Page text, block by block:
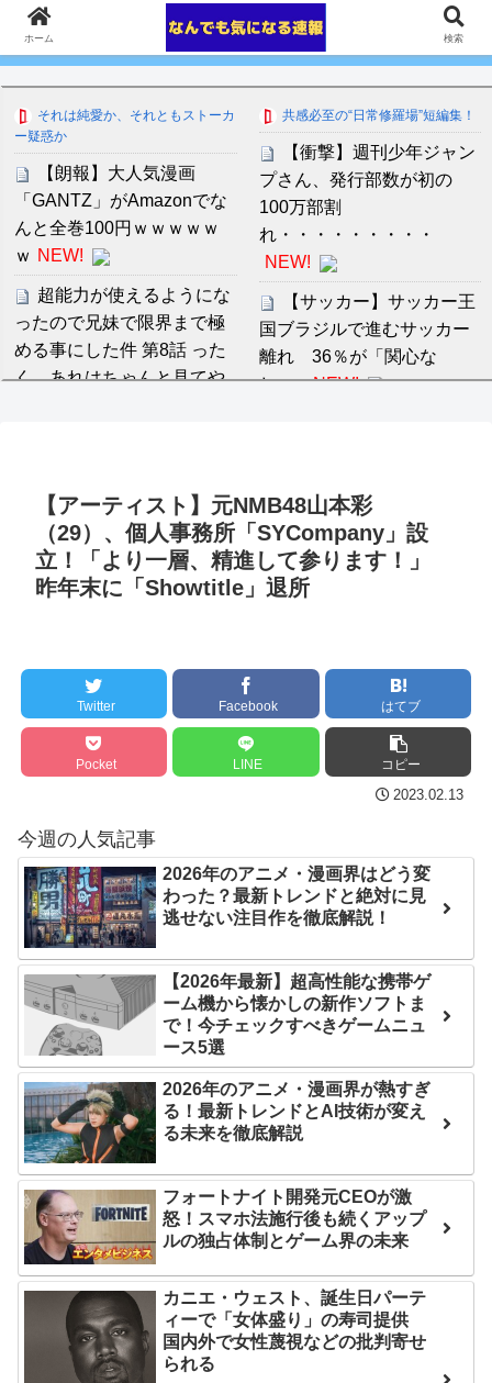
それは純愛か、それともストーカ
ー疑惑か
【朗報】大人気漫画
「GANTZ」がAmazonでな
んと全巻100円ｗｗｗｗｗ
ｗ NEW!
超能力が使えるようにな
ったので兄妹で限界まで極
める事にした件 第8話 った
く、あれはちゃんと見てや
になってきた
NEW!
茨城県「群馬のパスポー
ト、思い切りパクりまし
た」群馬県「
NEW!
り前に野球ができる、そう
じゃない」
クレバテスⅡ-魔獣の王と
偽りの勇者伝承- 第4話 感
を餌に誘き出す作戦！
【画像】発達障害の子ど
もはこの絵の意味がすぐに
分からないらしい
日本が北朝鮮に辛勝し二
次予選3連勝も、海外ファン
は采配に辛辣「おそろしい
内容の後半」「今日の森保
はチキン」
七ツ森りり ご令嬢と召使
いの禁断の恋…1日だけ許さ
れた夫婦としての時間をひ
たすら愛し合う。
Powered by livedoor 相
互RSS
共感必至の“日常修羅場”短編集！
【衝撃】週刊少年ジャン
プさん、発行部数が初の
100万部割
れ・・・・・・・・・
NEW!
【サッカー】サッカー王
国ブラジルで進むサッカー
離れ 36％が「関心な
し」... NEW!
～！
セ・リーグ出塁回数ラン
キング 直近3週間｜2026年
8/3まで
Ｗ杯１次Ｌ敗退の韓国 議員
が「なぜ負けたのか？」ソ
ン・フンミン先発落ちは
すまん熊本やがコンビニ
ディズニーが「大課金時
代」に突入！アトラクショ
ンパスがどれもこれも1500
海外「日本よ、お前がナ
ンバーワンだ」 熊本地震直
後の日本の対応のスピード
【第7話予告】水10ドラ
マ『ラムネモンキー』 トレ
2/25(水)
36歳の彼女と結婚したい
のに、家族が猛反対。家族
から信じられない言葉が飛
び出した… 他
「本気で潰しにきてる」
滝沢秀明の新オーディショ
【アーティスト】元NMB48山本彩
（29）、個人事務所「SYCompany」設
立！「より一層、精進して参ります！」
昨年末に「Showtitle」退所
Twitter Facebook はてブ
Pocket LINE コピー
2023.02.13
今週の人気記事
2026年のアニメ・漫画界はどう変
わった？最新トレンドと絶対に見
逃せない注目作を徹底解説！
【2026年最新】超高性能な携帯ゲ
ーム機から懐かしの新作ソフトま
で！今チェックすべきゲームニュ
ース5選
2026年のアニメ・漫画界が熱すぎ
る！最新トレンドとAI技術が変え
る未来を徹底解説
フォートナイト開発元CEOが激
怒！スマホ法施行後も続くアップ
ルの独占体制とゲーム界の未来
カニエ・ウェスト、誕生日パーテ
ィーで「女体盛り」の寿司提供
国内外で女性蔑視などの批判寄せ
られる
ホーム 検索